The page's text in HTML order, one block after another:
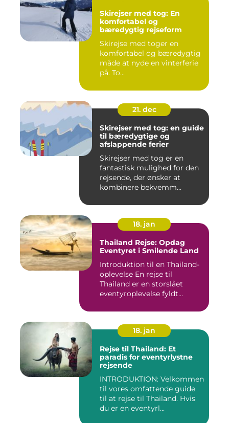
Skirejser med tog: En
komfortabel og
bæredygtig rejseform
Skirejse med toger en
komfortabel og bæredygtig
måde at nyde en vinterferie
på. To...
21. dec
Skirejser med tog: en guide
til bæredygtige og
afslappende ferier
Skirejser med tog er en
fantastisk mulighed for den
rejsende, der ønsker at
kombinere bekvemm...
18. jan
Thailand Rejse: Opdag
Eventyret i Smilende Land
Introduktion til en Thailand-
oplevelse En rejse til
Thailand er en storslået
eventyroplevelse fyldt...
18. jan
Rejse til Thailand: Et
paradis for eventyrlystne
rejsende
INTRODUKTION: Velkommen
til vores omfattende guide
til at rejse til Thailand. Hvis
du er en eventyrl...